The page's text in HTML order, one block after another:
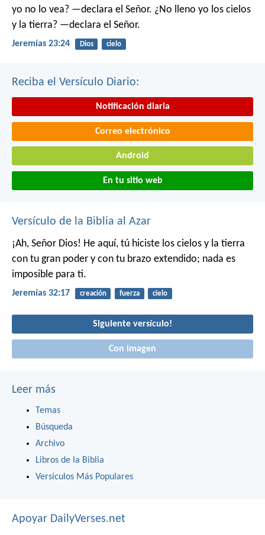
yo no lo vea? —declara el Señor. ¿No lleno yo los cielos
y la tierra? —declara el Señor.
Jeremías 23:24 Dios cielo
Reciba el Versículo Diario:
Notificación diaria
Correo electrónico
Android
En tu sitio web
Versículo de la Biblia al Azar
¡Ah, Señor Dios! He aquí, tú hiciste los cielos y la tierra
con tu gran poder y con tu brazo extendido; nada es
imposible para ti.
Jeremías 32:17 creación fuerza cielo
Siguiente versículo!
Con imagen
Leer más
Temas
Búsqueda
Archivo
Libros de la Biblia
Versículos Más Populares
Apoyar DailyVerses.net